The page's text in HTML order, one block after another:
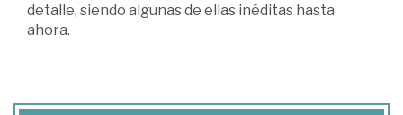
detalle, siendo algunas de ellas inéditas hasta
ahora.